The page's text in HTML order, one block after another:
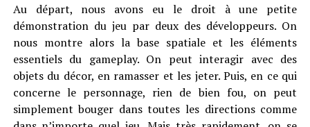
Au départ, nous avons eu le droit à une petite
démonstration du jeu par deux des développeurs. On
nous montre alors la base spatiale et les éléments
essentiels du gameplay. On peut interagir avec des
objets du décor, en ramasser et les jeter. Puis, en ce qui
concerne le personnage, rien de bien fou, on peut
simplement bouger dans toutes les directions comme